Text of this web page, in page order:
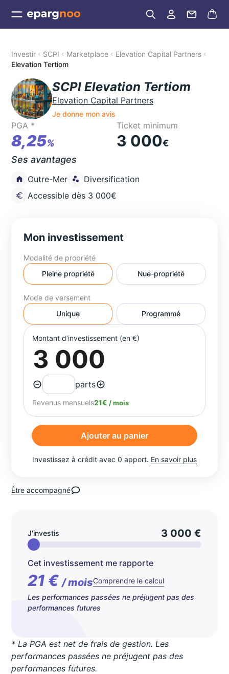
Investir SCPI Marketplace
Elevation Capital Partners
Elevation Tertiom
SCPI Elevation Tertiom
Elevation Capital Partners
Je donne mon avis
PGA *
8,25%
Ticket minimum
3 000€
Ses avantages
Outre-Mer
Diversification
Accessible dès 3 000€
Mon investissement
Modalité de propriété
Pleine propriété
Nue-propriété
Mode de versement
Unique
Programmé
Montant d’investissement (en €)
parts
Revenus mensuels21€/ mois
Ajouter au panier
Investissez à crédit avec 0 apport. En savoir plus
Être accompagné
J'investis 3 000 €
Cet investissement me rapporte
21 €/ moisComprendre le calcul
Les performances passées ne préjugent pas des
performances futures
* La PGA est net de frais de gestion. Les
performances passées ne préjugent pas des
performances futures.